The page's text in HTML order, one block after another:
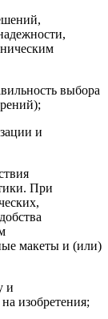
выбора
и
При
макеты и (или)
и
изобретения;